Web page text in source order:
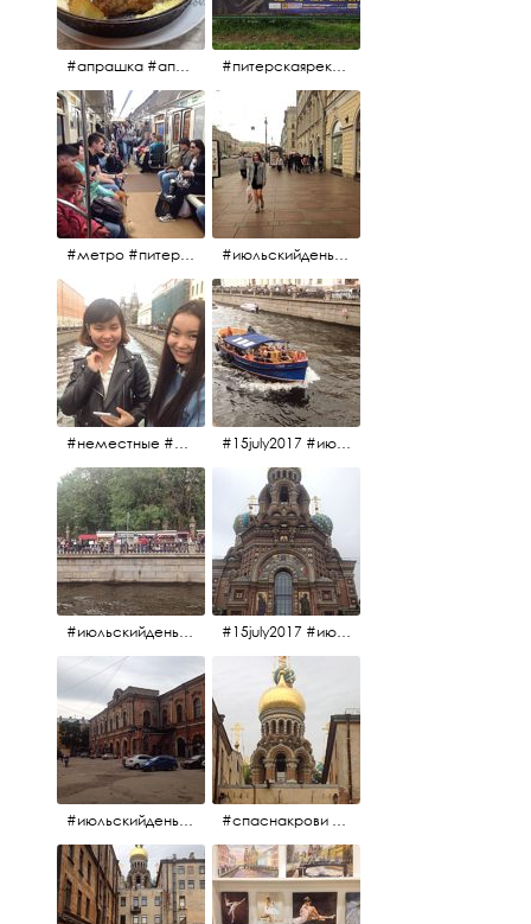
#апрашка #апраксиндвор #кафенаапрашке #куринаякотлетанасковороде #сковородка #кафедлясвоих #питерскаяреклама #todes #куколки #окраинапитера #фрунзенскийрайон
#метро #питерскоеметро #невскаялиния #июльскийдень2017 #15july2017 #невский
#неместные #июльскийдень2017 #15july2017 #июльскийдень2017 #катерок #bonfire
#июльскийдень2017 #15july2017 #15july2017 #июльскийдень2017 #спаснакрови
#июльскийдень2017 #15july2017 #спаснакрови #июльскийдень2017